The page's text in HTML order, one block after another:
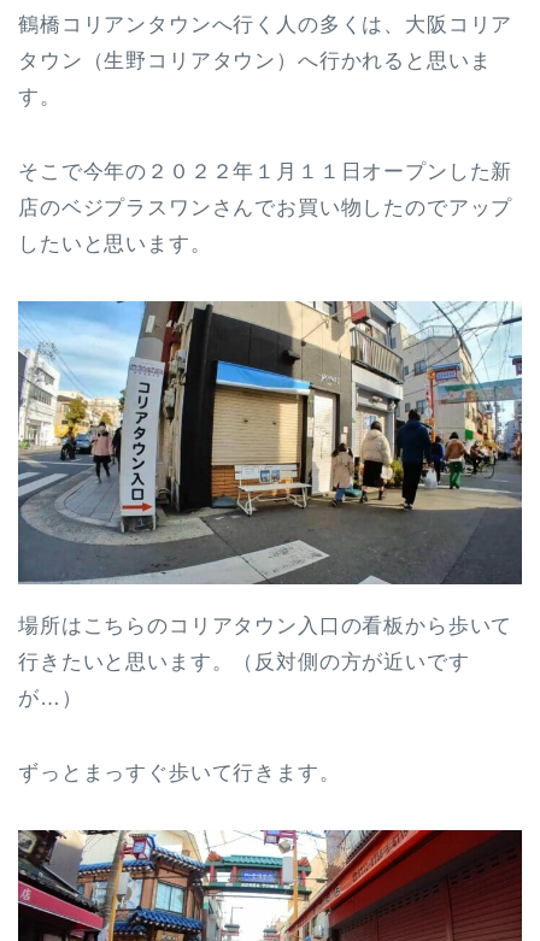
鶴橋コリアンタウンへ行く人の多くは、大阪コリア
タウン（生野コリアタウン）へ行かれると思いま
す。
そこで今年の２０２２年１月１１日オープンした新
店のベジプラスワンさんでお買い物したのでアップ
したいと思います。
場所はこちらのコリアタウン入口の看板から歩いて
行きたいと思います。（反対側の方が近いです
が…）
ずっとまっすぐ歩いて行きます。